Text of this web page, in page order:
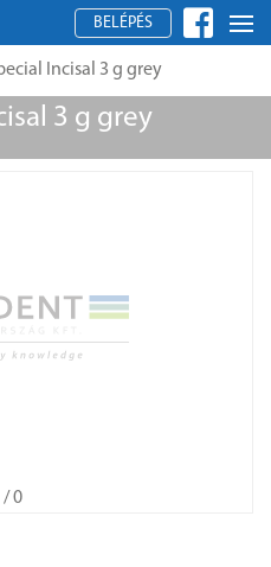
BELÉPÉS
Incisal 3 g grey
3 g grey
/ 0